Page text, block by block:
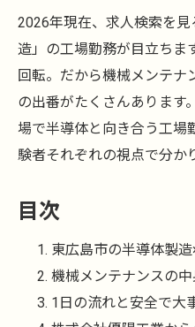
2026年現在、求人検索を
造」の工場勤務が目立ちま
回転。だから機械メンテナ
の出番がたくさんあります
場で半導体と向き合う工場
験者それぞれの視点で分か
目次
東広島市の半導体製
機械メンテナンスの
1日の流れと安全で大